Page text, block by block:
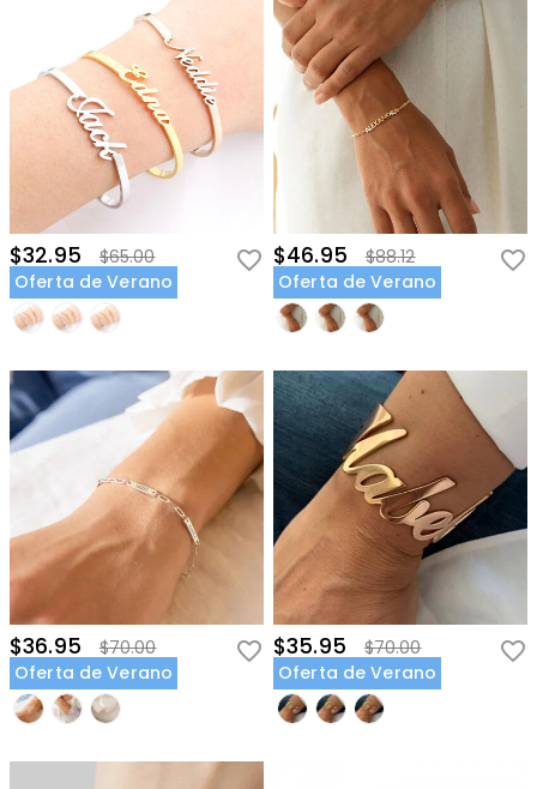
$32.95
$65.00
Oferta de Verano
$46.95
$88.12
Oferta de Verano
$36.95
$70.00
Oferta de Verano
$35.95
$70.00
Oferta de Verano